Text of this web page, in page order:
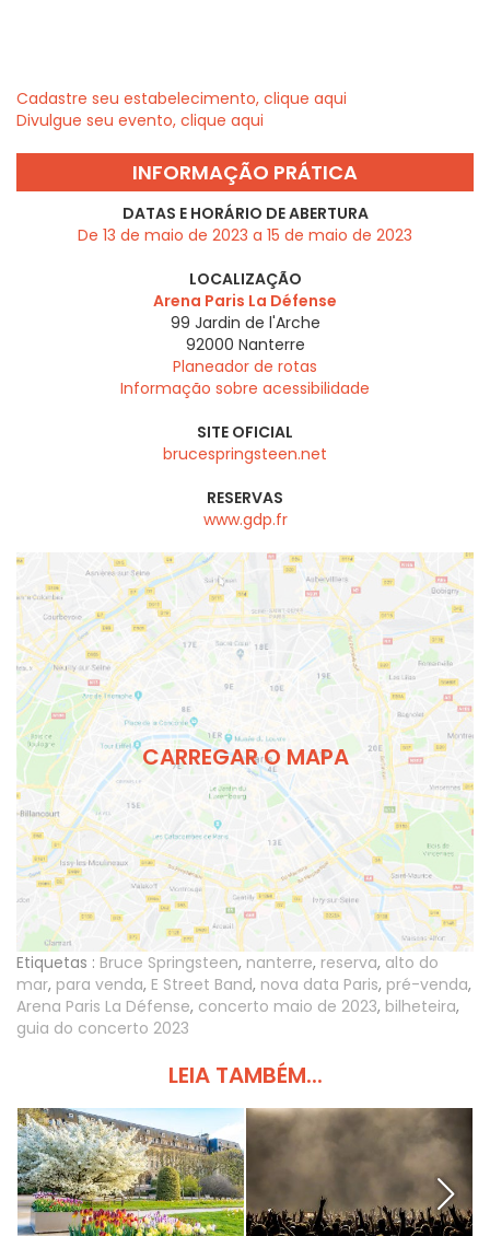
Cadastre seu estabelecimento, clique aqui
Divulgue seu evento, clique aqui
INFORMAÇÃO PRÁTICA
DATAS E HORÁRIO DE ABERTURA
De 13 de maio de 2023 a 15 de maio de 2023
LOCALIZAÇÃO
Arena Paris La Défense
99 Jardin de l'Arche
92000 Nanterre
Planeador de rotas
Informação sobre acessibilidade
SITE OFICIAL
brucespringsteen.net
RESERVAS
www.gdp.fr
CARREGAR O MAPA
Etiquetas : Bruce Springsteen, nanterre, reserva, alto do
mar, para venda, E Street Band, nova data Paris, pré-venda,
Arena Paris La Défense, concerto maio de 2023, bilheteira,
guia do concerto 2023
LEIA TAMBÉM...